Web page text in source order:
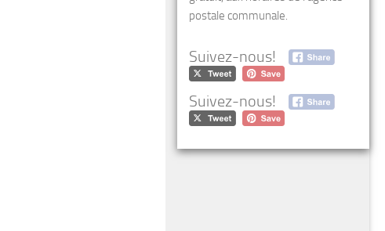
postale communale.
Suivez-nous!
Suivez-nous!